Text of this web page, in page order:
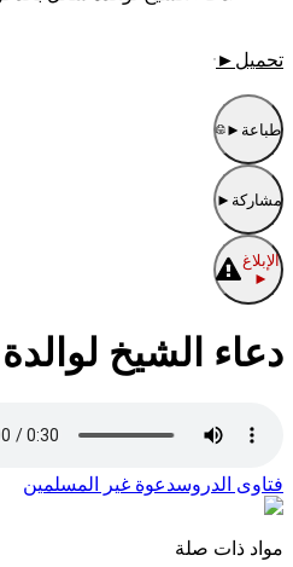
تحميل ►
طباعة ►
مشاركة ►
الإبلاغ
►
دعاء الشيخ
فتاوى الدروسدعوة غير المسلمين
مواد ذات صلة